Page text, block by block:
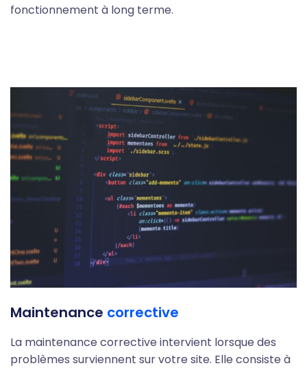
fonctionnement à long terme.
Maintenance corrective
La maintenance corrective intervient lorsque des
problèmes surviennent sur votre site. Elle consiste à